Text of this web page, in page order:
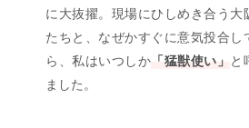
に大抜擢。現場にひしめき合う
たちと、なぜかすぐに意気投合
ら、私はいつしか 「猛獣使い」 と
ました。